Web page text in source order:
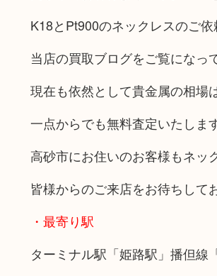
K18とPt900のネックレスのご依
当店の買取ブログをご覧になっ
現在も依然として貴金属の相場
一点からでも無料査定いたしま
高砂市にお住いのお客様もネッ
皆様からのご来店をお待ちして
・最寄り駅
ターミナル駅「姫路駅」播但線